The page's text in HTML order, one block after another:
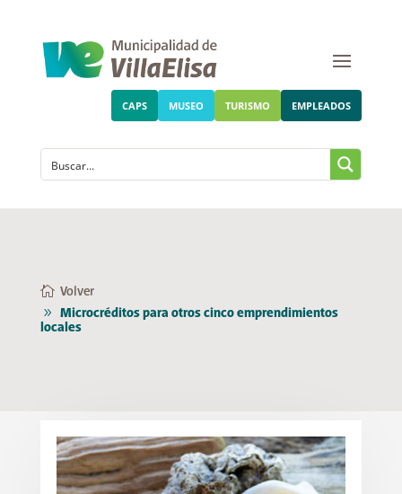
CAPS MUSEO TURISMO EMPLEADOS
Volver
Microcréditos para otros cinco emprendimientos
locales